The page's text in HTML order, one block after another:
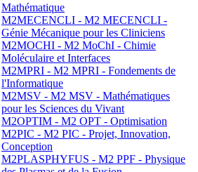
Mathématique
M2MECENCLI - M2 MECENCLI -
Génie Mécanique pour les Cliniciens
M2MOCHI - M2 MoChI - Chimie
Moléculaire et Interfaces
M2MPRI - M2 MPRI - Fondements de
l'Informatique
M2MSV - M2 MSV - Mathématiques
pour les Sciences du Vivant
M2OPTIM - M2 OPT - Optimisation
M2PIC - M2 PIC - Projet, Innovation,
Conception
M2PLASPHYFUS - M2 PPF - Physique